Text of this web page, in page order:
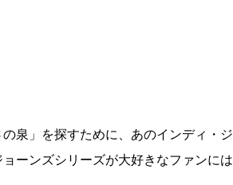
泉」を探すために、あのインディ・
ーンズシリーズが大好きなファンに